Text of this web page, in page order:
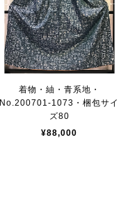
着物・紬・青系地・
No.200701-1073・梱包サイ
ズ80
¥88,000